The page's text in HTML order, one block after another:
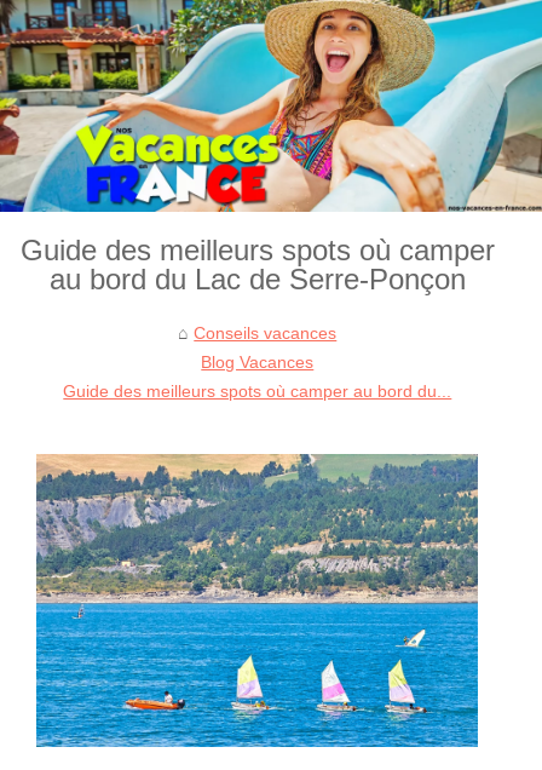
Guide des meilleurs spots où camper
au bord du Lac de Serre-Ponçon
Conseils vacances
Blog Vacances
Guide des meilleurs spots où camper au bord du...